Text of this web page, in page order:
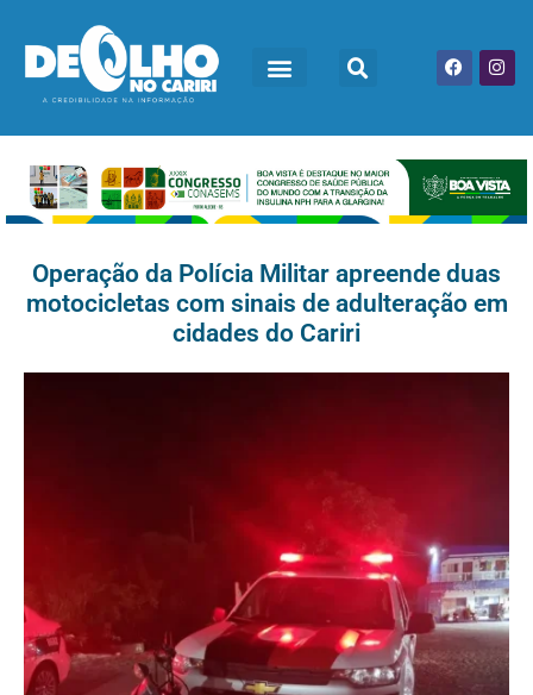
Operação da Polícia Militar apreende duas
motocicletas com sinais de adulteração em
cidades do Cariri